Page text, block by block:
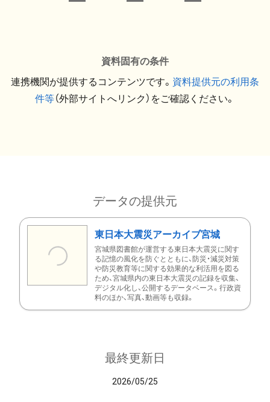
資料固有の条件
連携機関が提供するコンテンツです。 資料提供元の利用条
件等（外部サイトへリンク）をご確認ください。
データの提供元
東日本大震災アーカイブ宮城
宮城県図書館が運営する東日本大震災に関す
る記憶の風化を防ぐとともに、防災・減災対策
や防災教育等に関する効果的な利活用を図る
ため、宮城県内の東日本大震災の記録を収集、
デジタル化し、公開するデータベース。行政資
料のほか、写真、動画等も収録。
最終更新日
2026/05/25